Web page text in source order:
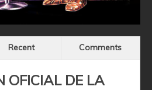
Recent Comments
OFICIAL DE LA